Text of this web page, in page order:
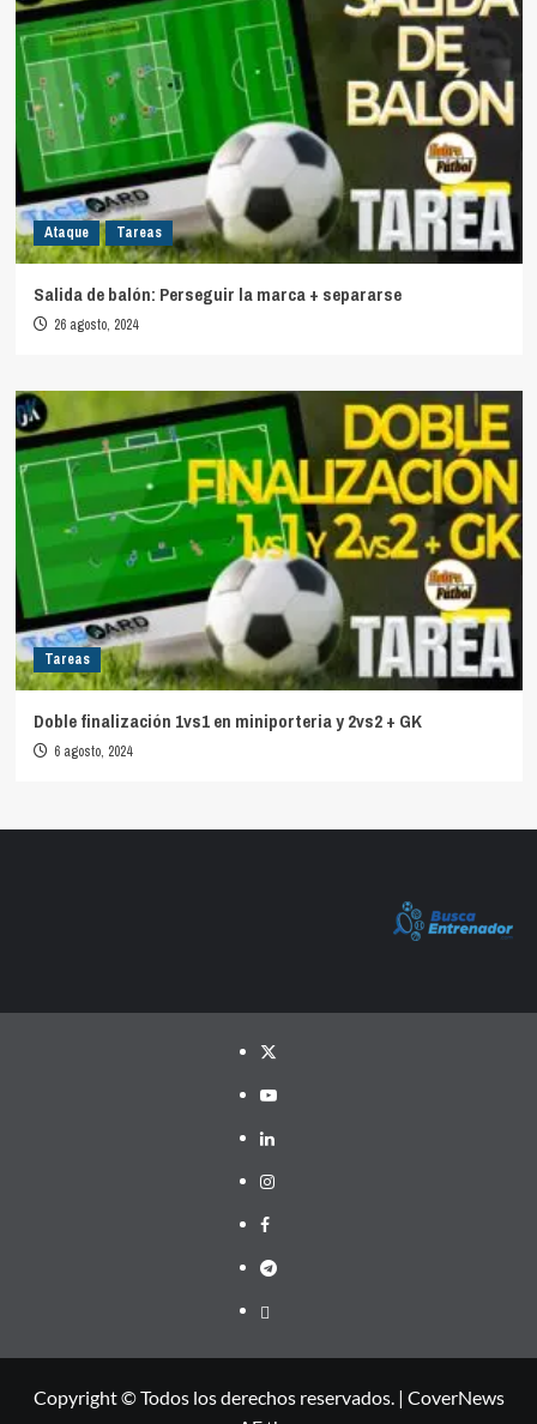
Ataque Tareas
Salida de balón: Perseguir la marca + separarse
26 agosto, 2024
Tareas
Doble finalización 1vs1 en miniporteria y 2vs2 + GK
6 agosto, 2024
Twitter
YouTube
LinkedIn
Instagram
Facebook
Telegram
PayPal
Copyright © Todos los derechos reservados. | CoverNews